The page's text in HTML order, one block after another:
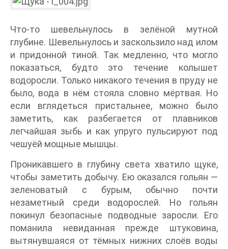
Что-то шевельнулось в зелёной мутной
глубине. Шевельнулось и заскользило над илом
и придонной тиной. Так медленно, что могло
показаться, будто это течение колышет
водоросли. Только никакого течения в пруду не
было, вода в нём стояла словно мёртвая. Но
если вглядеться пристальнее, можно было
заметить, как разбегается от плавников
легчайшая зыбь и как упруго пульсируют под
чешуёй мощные мышцы.
Проникавшего в глубину света хватило щуке,
чтобы заметить добычу. Ею оказался гольян —
зеленоватый с бурым, обычно почти
незаметный среди водорослей. Но гольян
покинул безопасные подводные заросли. Его
поманила невиданная прежде штуковина,
вытянувшаяся от тёмных нижних слоёв воды